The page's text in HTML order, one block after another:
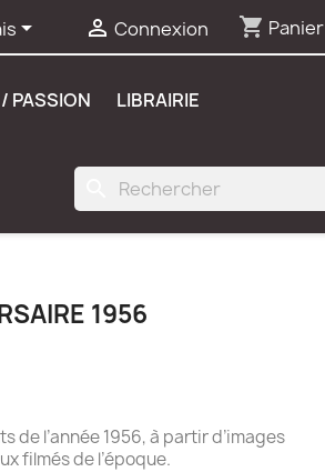
  Connexion shopping_cart Panier
PASSION
LIBRAIRIE
1956
de l’année 1956, à partir d’images
filmés de l’époque.